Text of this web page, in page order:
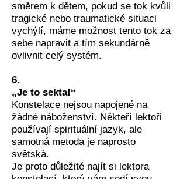
směrem k dětem, pokud se tok kvůli
tragické nebo traumatické situaci
vychýlí, máme možnost tento tok za
sebe napravit a tím sekundárně
ovlivnit celý systém.
6.
„Je to sekta!“
Konstelace nejsou napojené na
žádné náboženství. Někteří lektoři
používají spirituální jazyk, ale
samotná metoda je naprosto
světská.
Je proto důležité najít si lektora